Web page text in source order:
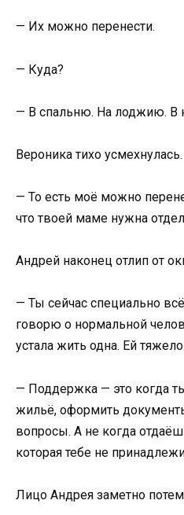
— Их можно перенести.
— Куда?
— В спальню. На лоджию. В
Вероника тихо усмехнулась.
— То есть моё можно
что твоей маме нужна
Андрей наконец отлип от
— Ты сейчас специально
говорю о нормальной
устала жить одна. Ей
— Поддержка — это когда
жильё, оформить
вопросы. А не когда
которая тебе не
Лицо Андрея заметно